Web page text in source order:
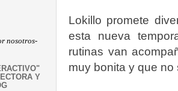
Lokillo promete
esta nueva
rutinas van
muy bonita y que no
nosotros-
Y